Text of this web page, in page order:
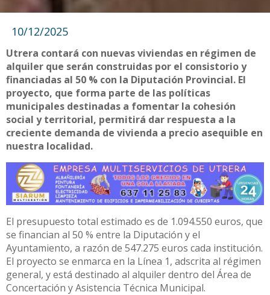
10/12/2025
Utrera contará con nuevas viviendas en régimen de
alquiler que serán construidas por el consistorio y
financiadas al 50 % con la Diputación Provincial. El
proyecto, que forma parte de las políticas
municipales destinadas a fomentar la cohesión
social y territorial, permitirá dar respuesta a la
creciente demanda de vivienda a precio asequible en
nuestra localidad.
El presupuesto total estimado es de 1.094.550 euros, que
se financian al 50 % entre la Diputación y el
Ayuntamiento, a razón de 547.275 euros cada institución.
El proyecto se enmarca en la Línea 1, adscrita al régimen
general, y está destinado al alquiler dentro del Área de
Concertación y Asistencia Técnica Municipal.